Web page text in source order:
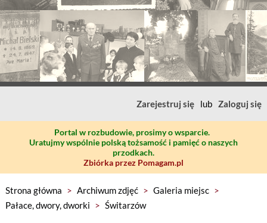
Zarejestruj się lub Zaloguj się
Portal w rozbudowie, prosimy o wsparcie.
Uratujmy wspólnie polską tożsamość i pamięć o naszych
przodkach.
Zbiórka przez Pomagam.pl
Strona główna > Archiwum zdjęć > Galeria miejsc >
Pałace, dwory, dworki > Świtarzów